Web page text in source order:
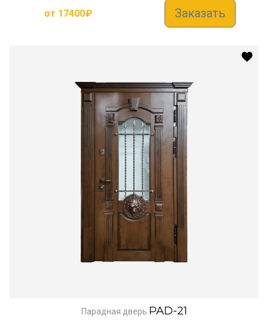
от 17400₽ Заказать
Парадная дверь PAD-21